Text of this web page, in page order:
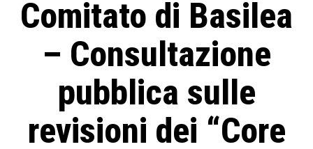
Comitato di Basilea
– Consultazione
pubblica sulle
revisioni dei “Core